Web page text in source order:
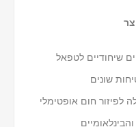
שיחודיים לטפאל
לפיזור חום אופטימלי